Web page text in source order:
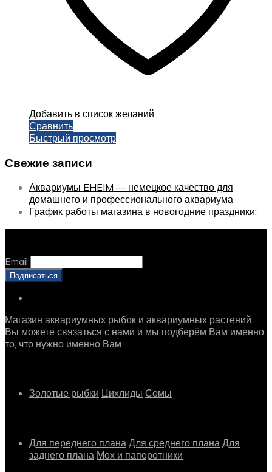
Добавить в список желаний
Сравнить
Быстрый просмотр
Свежие записи
Аквариумы EHEIM — немецкое качество для
домашнего и профессионального аквариума
График работы магазина в новогодние праздники:
Email
Магазин аквариумных рыбок и аквариумных растений.
Вы можете связаться с нами и мы подберём Вам именно
то, что нужно именно Вам.
Золотые рыбки Цихлиды Сомы
Для переднего плана Для среднего плана Для
заднего плана Мох и папоротники